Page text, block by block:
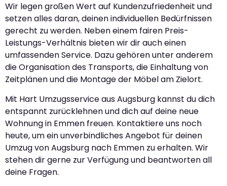
Wir legen großen Wert auf Kundenzufriedenheit und
setzen alles daran, deinen individuellen Bedürfnissen
gerecht zu werden. Neben einem fairen Preis-
Leistungs-Verhältnis bieten wir dir auch einen
umfassenden Service. Dazu gehören unter anderem
die Organisation des Transports, die Einhaltung von
Zeitplänen und die Montage der Möbel am Zielort.
Mit Hart Umzugsservice aus Augsburg kannst du dich
entspannt zurücklehnen und dich auf deine neue
Wohnung in Emmen freuen. Kontaktiere uns noch
heute, um ein unverbindliches Angebot für deinen
Umzug von Augsburg nach Emmen zu erhalten. Wir
stehen dir gerne zur Verfügung und beantworten all
deine Fragen.